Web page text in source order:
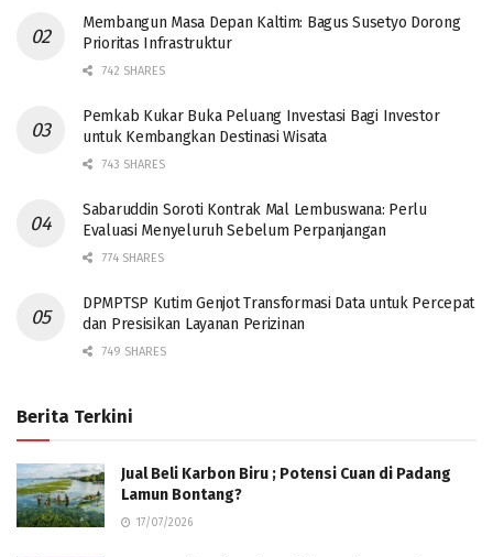
Membangun Masa Depan Kaltim: Bagus Susetyo Dorong
Prioritas Infrastruktur
742 SHARES
Pemkab Kukar Buka Peluang Investasi Bagi Investor
untuk Kembangkan Destinasi Wisata
743 SHARES
Sabaruddin Soroti Kontrak Mal Lembuswana: Perlu
Evaluasi Menyeluruh Sebelum Perpanjangan
774 SHARES
DPMPTSP Kutim Genjot Transformasi Data untuk Percepat
dan Presisikan Layanan Perizinan
749 SHARES
Berita Terkini
Jual Beli Karbon Biru ; Potensi Cuan di Padang
Lamun Bontang?
17/07/2026